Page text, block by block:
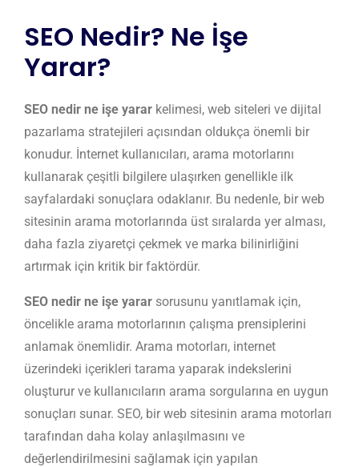
SEO Nedir? Ne İşe
Yarar?
SEO nedir ne işe yarar kelimesi, web siteleri ve dijital
pazarlama stratejileri açısından oldukça önemli bir
konudur. İnternet kullanıcıları, arama motorlarını
kullanarak çeşitli bilgilere ulaşırken genellikle ilk
sayfalardaki sonuçlara odaklanır. Bu nedenle, bir web
sitesinin arama motorlarında üst sıralarda yer alması,
daha fazla ziyaretçi çekmek ve marka bilinirliğini
artırmak için kritik bir faktördür.
SEO nedir ne işe yarar sorusunu yanıtlamak için,
öncelikle arama motorlarının çalışma prensiplerini
anlamak önemlidir. Arama motorları, internet
üzerindeki içerikleri tarama yaparak indekslerini
oluşturur ve kullanıcıların arama sorgularına en uygun
sonuçları sunar. SEO, bir web sitesinin arama motorları
tarafından daha kolay anlaşılmasını ve
değerlendirilmesini sağlamak için yapılan